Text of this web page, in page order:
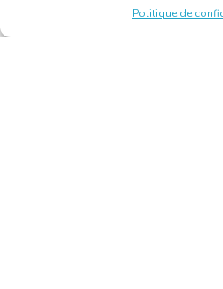
Politique de